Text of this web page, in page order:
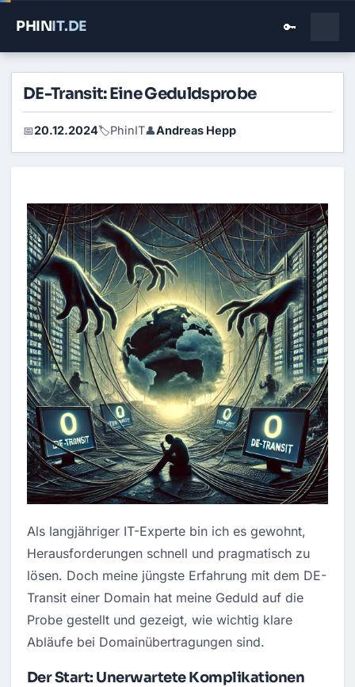
PHINIT.DE 🔑
DE-Transit: Eine Geduldsprobe
📅20.12.2024🏷️PhinIT👤Andreas Hepp
Als langjähriger IT-Experte bin ich es gewohnt,
Herausforderungen schnell und pragmatisch zu
lösen. Doch meine jüngste Erfahrung mit dem DE-
Transit einer Domain hat meine Geduld auf die
Probe gestellt und gezeigt, wie wichtig klare
Abläufe bei Domainübertragungen sind.
Der Start: Unerwartete Komplikationen